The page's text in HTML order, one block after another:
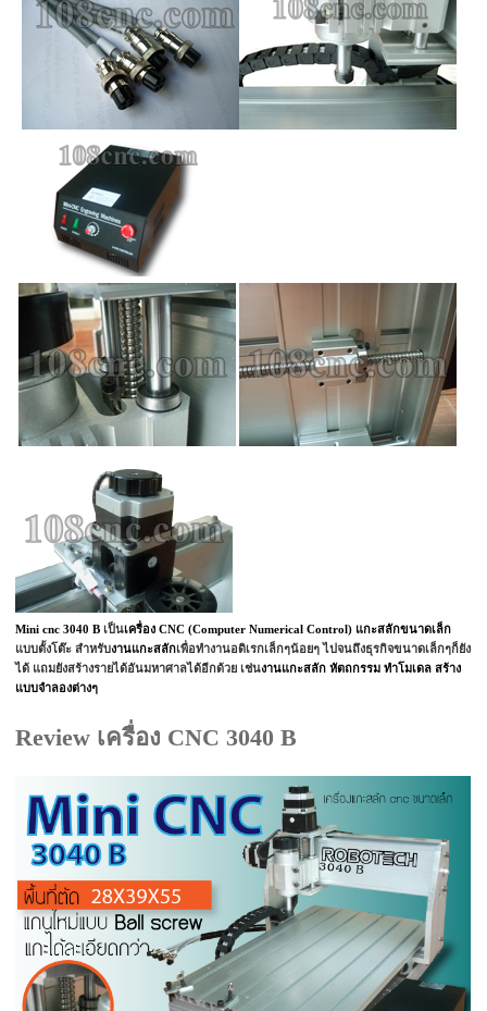
Mini cnc 3040 B เป็นเครื่อง CNC (Computer Numerical Control) แกะสลักขนาดเล็ก
แบบตั้งโต๊ะ สำหรับงานแกะสลักเพื่อทำงานอดิเรกเล็กๆน้อยๆ ไปจนถึงธุรกิจขนาดเล็กๆก็ยัง
ได้ แถมยังสร้างรายได้อันมหาศาลได้อีกด้วย เช่นงานแกะสลัก หัตถกรรม ทำโมเดล สร้าง
แบบจำลองต่างๆ
Review เครื่อง CNC 3040 B